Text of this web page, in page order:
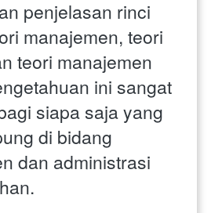
penjelasan rinci
manajemen, teori
teori manajemen
ini sangat
siapa saja yang
di bidang
dan administrasi